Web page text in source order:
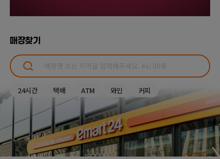
매장찾기
24시간 택배 ATM 와인 커피